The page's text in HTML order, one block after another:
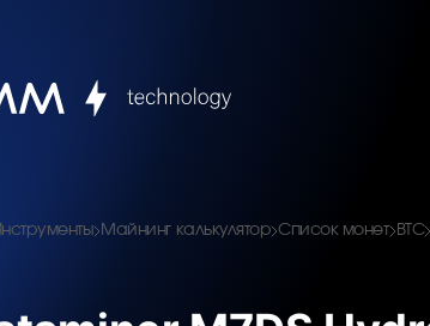
Майнинг калькулятор Список монет BTC